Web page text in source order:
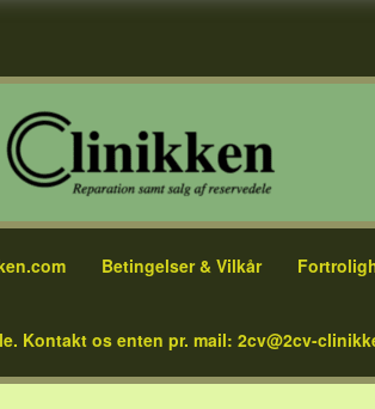
Betingelser & Vilkår
Kontakt os enten pr. mail: 2cv@2cv-